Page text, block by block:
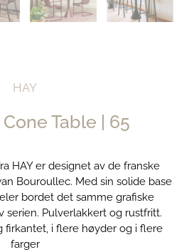
HAY
Table | 65
HAY er designet av de franske
Bouroullec. Med sin solide base
bordet det samme grafiske
serien. Pulverlakkert og rustfritt.
firkantet, i flere høyder og i flere
farger